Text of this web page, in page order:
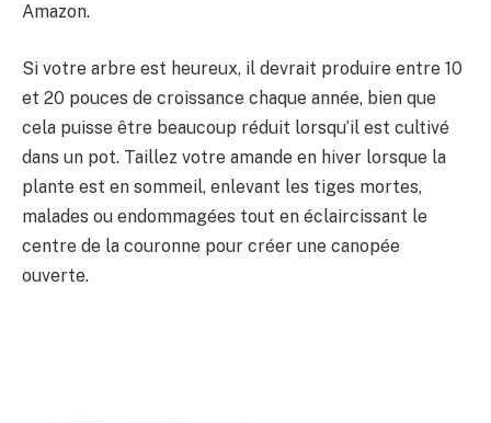
Amazon.
Si votre arbre est heureux, il devrait produire entre 10
et 20 pouces de croissance chaque année, bien que
cela puisse être beaucoup réduit lorsqu’il est cultivé
dans un pot. Taillez votre amande en hiver lorsque la
plante est en sommeil, enlevant les tiges mortes,
malades ou endommagées tout en éclaircissant le
centre de la couronne pour créer une canopée
ouverte.